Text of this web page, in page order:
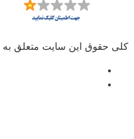
کلی حقوق این سایت متعلق به